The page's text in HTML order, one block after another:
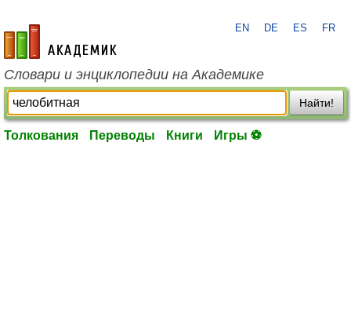
academic.ru
EN DE ES FR
Словари и энциклопедии на Академике
Найти!
Толкования Переводы Книги Игры ⚽